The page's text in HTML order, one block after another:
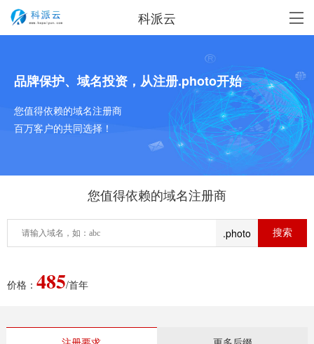
科派云
品牌保护、域名投资，从注册.photo开始
您值得依赖的域名注册商
百万客户的共同选择！
您值得依赖的域名注册商
.photo
价格： 485/首年